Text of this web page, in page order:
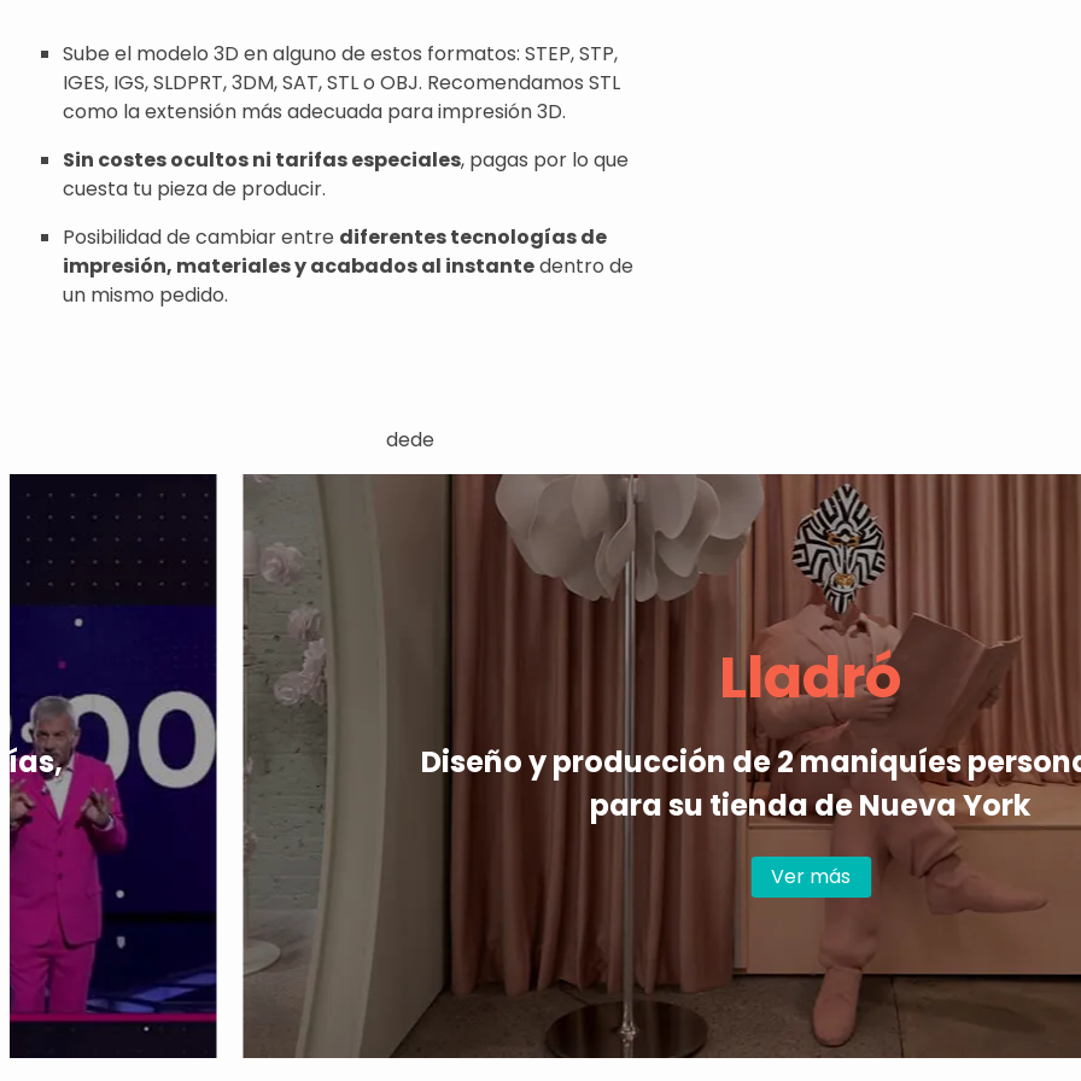
Sube el modelo 3D en alguno de estos formatos: STEP, STP,
IGES, IGS, SLDPRT, 3DM, SAT, STL o OBJ. Recomendamos STL
como la extensión más adecuada para impresión 3D.
Sin costes ocultos ni tarifas especiales, pagas por lo que
cuesta tu pieza de producir.
Posibilidad de cambiar entre diferentes tecnologías de
impresión, materiales y acabados al instantedentro de
un mismo pedido.
dede
Lladró
Diseño y producción de 2 maniquíes
para su tienda de Nueva York
Ver más